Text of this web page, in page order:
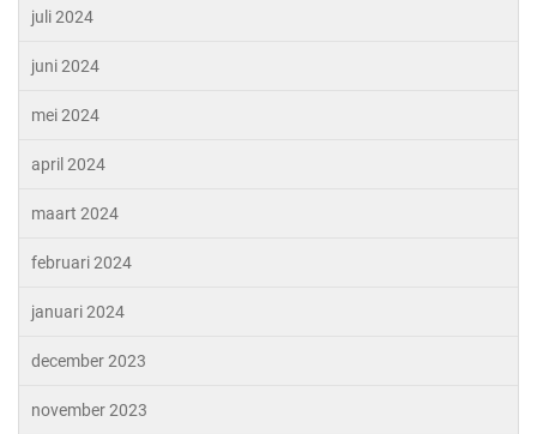
juli 2024
juni 2024
mei 2024
april 2024
maart 2024
februari 2024
januari 2024
december 2023
november 2023